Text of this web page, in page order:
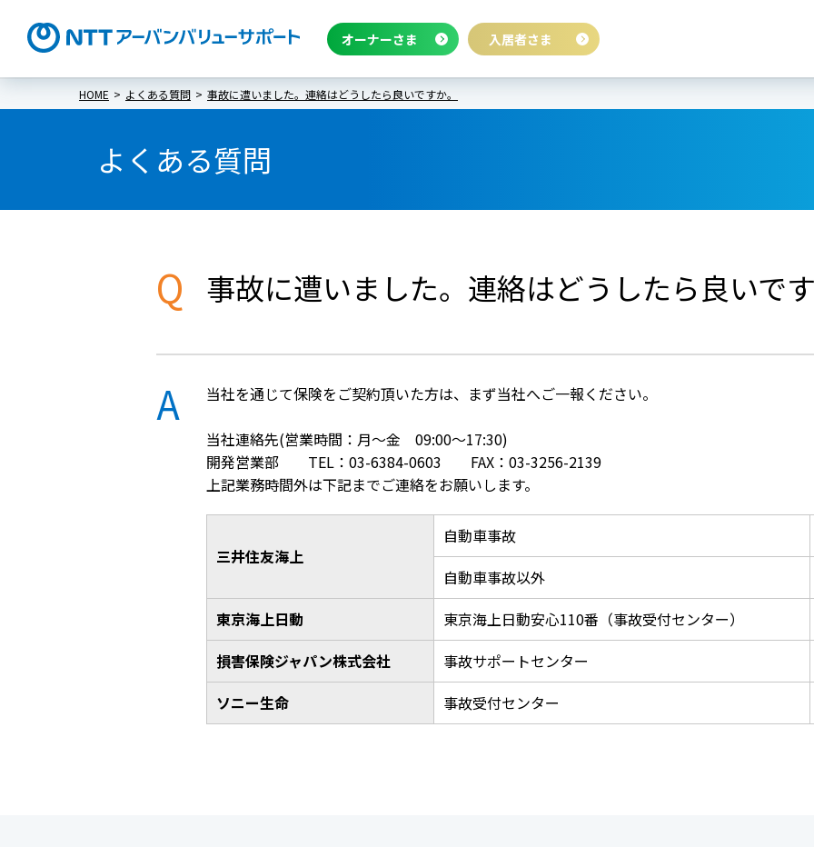
オーナーさま 入居者さま
HOME よくある質問 事故に遭いました。連絡はどうしたら良いですか。
よくある質問
Q 事故に遭いました。連絡はどうしたら良いで
A 当社を通じて保険をご契約頂いた方は、まず当社へご一報ください。
当社連絡先(営業時間：月〜金 09:00〜17:30)
開発営業部 TEL：03-6384-0603 FAX：03-3256-2139
上記業務時間外は下記までご連絡をお願いします。
三井住友海上
自動車事故
自動車事故以外
東京海上日動
東京海上日動安心110番（事故受付センター）
損害保険ジャパン株式会社
事故サポートセンター
ソニー生命
事故受付センター